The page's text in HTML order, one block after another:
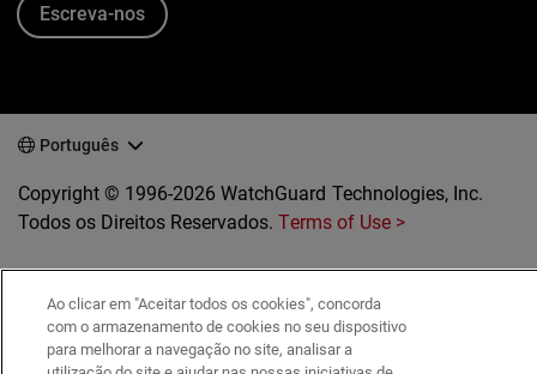
Escreva-nos
Português
Copyright © 1996-2026 WatchGuard Technologies, Inc.
Todos os Direitos Reservados.Terms of Use >
Ao clicar em "Aceitar todos os cookies", concorda
com o armazenamento de cookies no seu dispositivo
para melhorar a navegação no site, analisar a